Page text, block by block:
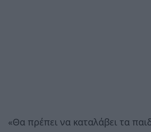
«Θα πρέπει να καταλάβει τα